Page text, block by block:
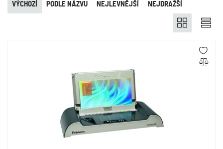
NEJLEVNĚJŠÍ NEJDRAŽŠÍ
PODLE NÁZVU
VÝCHOZÍ